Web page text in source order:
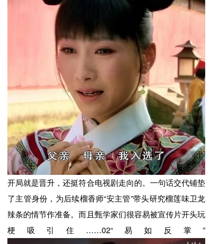
开局就是晋升，还挺符合电视剧走向的。一句话交代铺垫
了主管身份，为后续榴香师“安主管”带头研究榴莲味卫龙
辣条的情节作准备。而且甄学家们很容易被宣传片开头玩
梗吸引住……02“易如反掌”